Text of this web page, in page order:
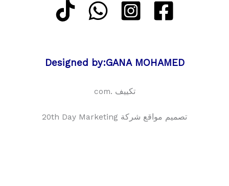
Designed by:GANA MOHAMED
تكييف .com
تصميم مواقع شركة 20th Day Marketing